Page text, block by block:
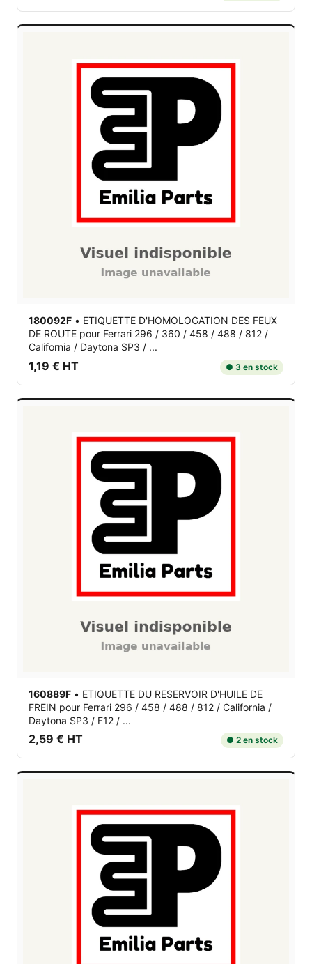
180092F • ETIQUETTE D'HOMOLOGATION DES FEUX
DE ROUTE pour Ferrari 296 / 360 / 458 / 488 / 812 /
California / Daytona SP3 / ...
1,19 € HT ● 3 en stock
160889F • ETIQUETTE DU RESERVOIR D'HUILE DE
FREIN pour Ferrari 296 / 458 / 488 / 812 / California /
Daytona SP3 / F12 / ...
2,59 € HT ● 2 en stock